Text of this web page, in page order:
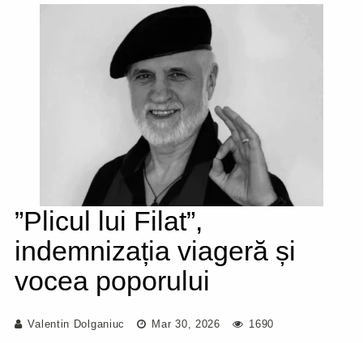
”Plicul lui Filat”,
indemnizația viageră și
vocea poporului
Valentin Dolganiuc Mar 30, 2026 1690